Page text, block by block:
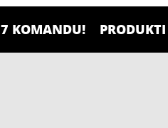
KOMANDU! PRODUKTI